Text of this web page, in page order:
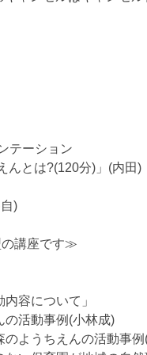
テーション
んとは?(120分)」(内田)
)
講座です≫
内容について」
の活動事例(小林成)
のようちえんの活動事